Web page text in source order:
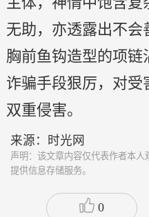
无助，亦透露出不会
胸前鱼钩造型的项链
诈骗手段狠厉，对
双重侵害。
来源：时光网
声明：该文章内容仅代表作者本
提供信息存储服务。
0